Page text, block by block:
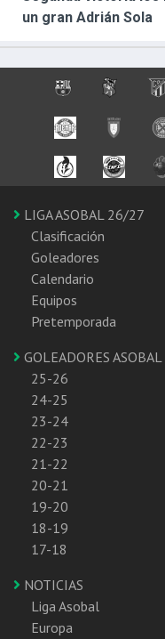
un gran Adrián Sola
LIGA ASOBAL 26/27
Clasificación
Goleadores
Calendario
Equipos
Pretemporada
GOLEADORES ASOBAL
25-26
24-25
23-24
22-23
21-22
20-21
19-20
18-19
17-18
NOTICIAS
Liga Asobal
Europa